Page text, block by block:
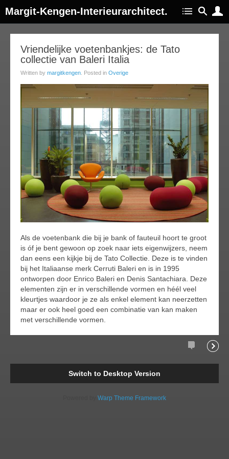
Margit-Kengen-Interieurarchitect.
Vriendelijke voetenbankjes: de Tato
collectie van Baleri Italia
Written by margitkengen . Posted in Overige
Als de voetenbank die bij je bank of fauteuil hoort te groot
is óf je bent gewoon op zoek naar iets eigenwijzers, neem
dan eens een kijkje bij de Tato Collectie. Deze is te vinden
bij het Italiaanse merk Cerruti Baleri en is in 1995
ontworpen door Enrico Baleri en Denis Santachiara. Deze
elementen zijn er in verschillende vormen en héél veel
kleurtjes waardoor je ze als enkel element kan neerzetten
maar er ook heel goed een combinatie van kan maken
met verschillende vormen.
Comments
Switch to Desktop Version
Warp Theme Framework